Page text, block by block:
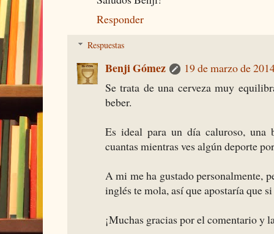
Responder
Respuestas
Benji Gómez
19 de marzo de
Se trata de una cerveza muy
beber.
Es ideal para un día caluroso, una
cuantas mientras ves algún deporte
A mi me ha gustado personalmente,
inglés te mola, así que apostaría que
¡Muchas gracias por el comentario y